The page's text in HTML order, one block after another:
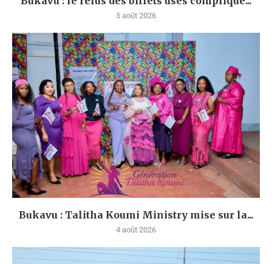
5 août 2026
Bukavu : Talitha Koumi Ministry mise sur la...
4 août 2026